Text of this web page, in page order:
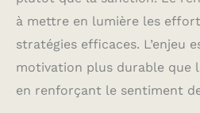
à mettre en lumière les
stratégies efficaces. L’enjeu
motivation plus durable que
en renforçant le sentiment